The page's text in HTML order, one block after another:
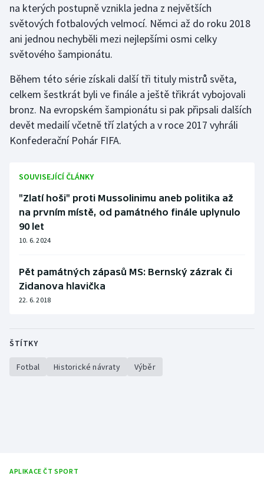
na kterých postupně vznikla jedna z největších
světových fotbalových velmocí. Němci až do roku 2018
ani jednou nechyběli mezi nejlepšími osmi celky
světového šampionátu.
Během této série získali další tři tituly mistrů světa,
celkem šestkrát byli ve finále a ještě třikrát vybojovali
bronz. Na evropském šampionátu si pak připsali dalších
devět medailí včetně tří zlatých a v roce 2017 vyhráli
Konfederační Pohár FIFA.
SOUVISEJÍCÍ ČLÁNKY
"Zlatí hoši" proti Mussolinimu aneb politika až
na prvním místě, od památného finále uplynulo
90 let
10. 6. 2024
Pět památných zápasů MS: Bernský zázrak či
Zidanova hlavička
22. 6. 2018
ŠTÍTKY
Fotbal Historické návraty Výběr
APLIKACE ČT SPORT